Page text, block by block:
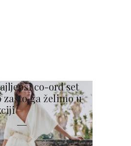
co-ord set
zašto ga želimo u